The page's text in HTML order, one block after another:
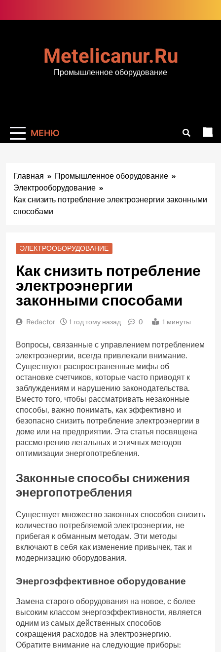
к
Metelicanur.ru
Промышленное оборудование
МЕНЮ
Главная
Промышленное оборудование
Электрооборудование
Как снизить потребление электроэнергии законными
способами
ЭЛЕКТРООБОРУДОВАНИЕ
Как снизить потребление
электроэнергии
законными способами
Redactor 1 год тому назад 0 1 минуты
Вопросы, связанные с управлением потреблением
электроэнергии, всегда привлекали внимание.
Существуют распространенные мифы об
остановке счетчиков, которые часто приводят к
заблуждениям и нарушению законодательства.
Вместо того, чтобы рассматривать незаконные
способы, важно понимать, как эффективно и
безопасно снизить потребление электроэнергии в
доме или на предприятии. Эта статья посвящена
рассмотрению легальных и этичных методов
оптимизации энергопотребления.
Законные способы снижения
энергопотребления
Существует множество законных способов снизить
количество потребляемой электроэнергии, не
прибегая к обманным методам. Эти методы
включают в себя как изменение привычек, так и
модернизацию оборудования.
Энергоэффективное оборудование
Замена старого оборудования на новое, с более
высоким классом энергоэффективности, является
одним из самых действенных способов
сокращения расходов на электроэнергию.
Обратите внимание на следующие приборы: